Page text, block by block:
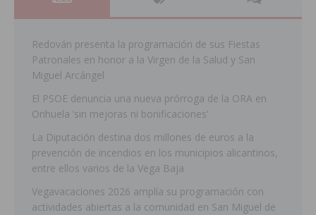
Redován presenta la programación de sus Fiestas
Patronales en honor a la Virgen de la Salud y San
Miguel Arcángel
El PSOE denuncia una nueva prórroga de la ORA en
Orihuela ‘sin mejoras ni bonificaciones’
La Diputación destina dos millones de euros a la
prevención de incendios en los municipios alicantinos,
entre ellos varios de la Vega Baja
Vegavacaciones 2026 amplía su programación con
actividades abiertas a la comunidad en San Miguel de